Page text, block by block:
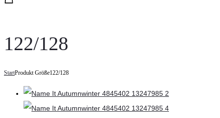
122/128
StartProdukt Größe122/128